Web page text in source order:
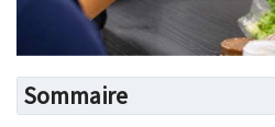
Sommaire